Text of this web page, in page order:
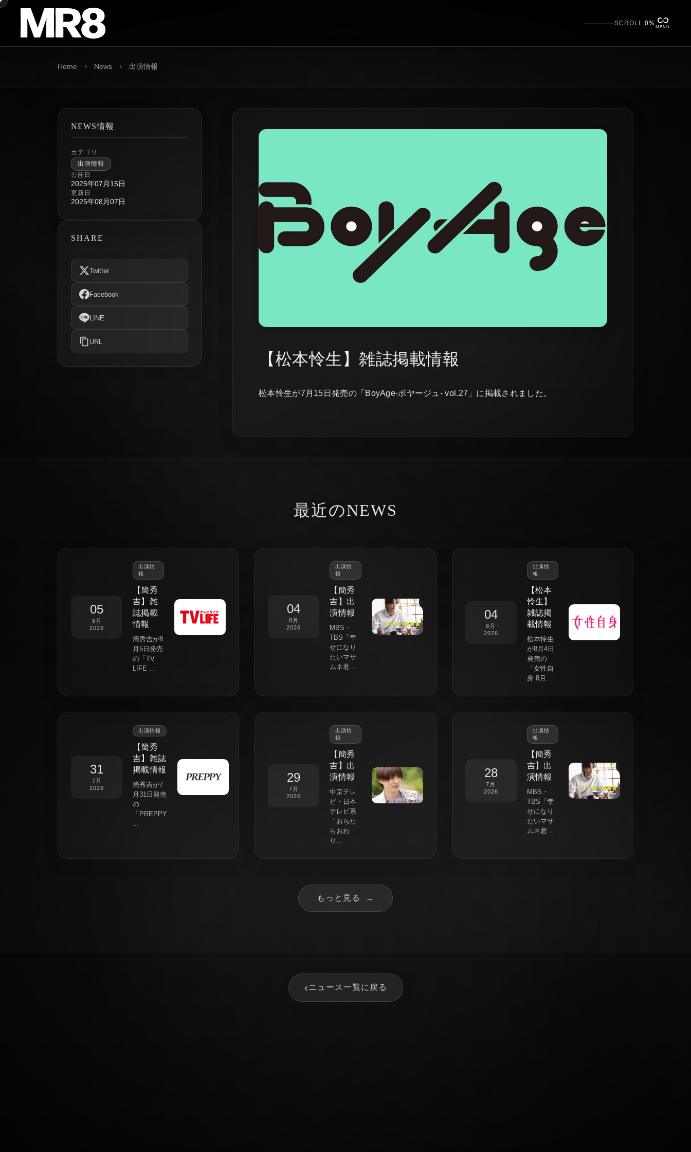
SCROLL 0% MENU
Home › News › 出演情報
NEWS情報
カテゴリ
出演情報
公開日
2025年07月15日
更新日
2025年08月07日
SHARE
Twitter
Facebook
LINE
URL
【松本怜生】雑誌掲載情報
松本怜生が7月15日発売の「BoyAge-ボヤージュ- vol.27」に掲載されました。
最近のNEWS
05
8月
2026
出演情
報
【簡秀
吉】雑
誌掲載
情報
簡秀吉が8
月5日発売
の「TV
LIFE ...
04
8月
2026
出演情
報
【簡秀
吉】出
演情報
MBS・
TBS「幸
せになり
たいマサ
ムネ君...
04
8月
2026
出演情
報
【松本
怜生】
雑誌掲
載情報
松本怜生
が8月4日
発売の
「女性自
身 8月...
31
7月
2026
出演情報
【簡秀
吉】雑誌
掲載情報
簡秀吉が7
月31日発売
の
「PREPPY
...
29
7月
2026
出演情
報
【簡秀
吉】出
演情報
中京テレ
ビ・日本
テレビ系
「おちた
らおわ
り...
28
7月
2026
出演情
報
【簡秀
吉】出
演情報
MBS・
TBS「幸
せになり
たいマサ
ムネ君...
もっと見る →
‹ニュース一覧に戻る